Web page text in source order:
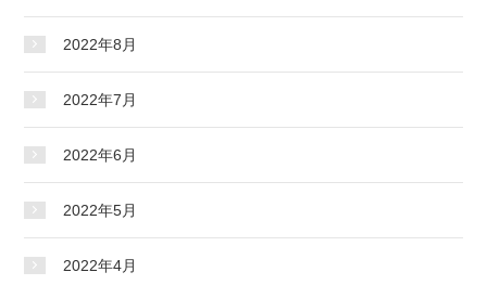
2022年8月
2022年7月
2022年6月
2022年5月
2022年4月